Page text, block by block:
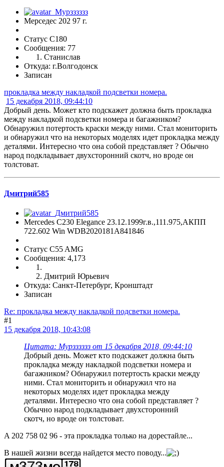
Мерседес 202 97 г.
Статус C180
Сообщения: 77
Станислав
Откуда: г.Волгодонск
Записан
прокладка между накладкой подсветки номера.
15 декабря 2018, 09:44:10
Добрый день. Может кто подскажет должна быть прокладка
между накладкой подсветки номера и багажником?
Обнаружил потертость краски между ними. Стал мониторить
и обнаружил что на некоторых моделях идет прокладка между
деталями. Интересно что она собой представляет ? Обычно
народ подкладывает двухсторонний скотч, но вроде он
толстоват.
Дмитрий585
Mercedes C230 Elegance 23.12.1999г.в.,111.975,АКПП
722.602 Win WDB2020181A841846
Статус C55 AMG
Сообщения: 4,173
Дмитрий Юрьевич
Откуда: Санкт-Петербург, Кронштадт
Записан
Re: прокладка между накладкой подсветки номера.
#1
15 декабря 2018, 10:43:08
Цитата: Мурзззззз от 15 декабря 2018, 09:44:10
Добрый день. Может кто подскажет должна быть
прокладка между накладкой подсветки номера и
багажником? Обнаружил потертость краски между
ними. Стал мониторить и обнаружил что на
некоторых моделях идет прокладка между
деталями. Интересно что она собой представляет ?
Обычно народ подкладывает двухсторонний
скотч, но вроде он толстоват.
A 202 758 02 96 - эта прокладка только на дорестайле...
В нашей жизни всегда найдется место поводу...